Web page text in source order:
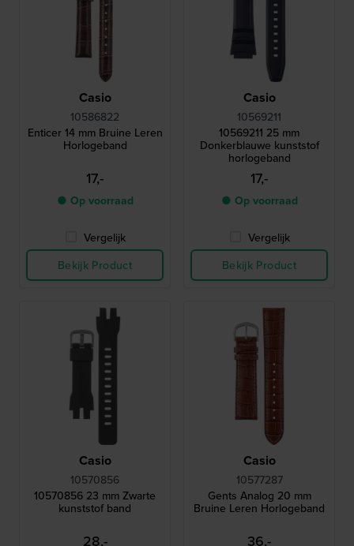
Casio
10586822
Enticer 14 mm Bruine Leren
Horlogeband
17,-
● Op voorraad
Vergelijk
Bekijk Product
Casio
10569211
10569211 25 mm
Donkerblauwe kunststof
horlogeband
17,-
● Op voorraad
Vergelijk
Bekijk Product
Casio
10570856
10570856 23 mm Zwarte
kunststof band
28,-
Casio
10577287
Gents Analog 20 mm
Bruine Leren Horlogeband
36,-